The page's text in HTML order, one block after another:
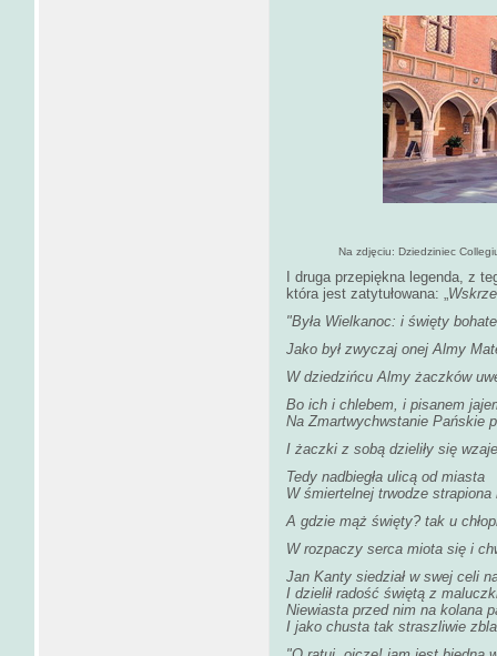
Na zdjęciu: Dziedziniec
I druga przepiękna legenda, z
która jest zatytułowana: „
"Była Wielkanoc: i święty
Jako był zwyczaj onej Almy
W dziedzińcu Almy żaczków
Bo ich i chlebem, i pisanem
Na Zmartwychwstanie Pańskie
I żaczki z sobą dzieliły się
Tedy nadbiegła ulicą od miasta
W śmiertelnej trwodze strapiona
A gdzie mąż święty? tak u
W rozpaczy serca miota się i
Jan Kanty siedział w swej celi
I dzielił radość świętą z
Niewiasta przed nim na kolana
I jako chusta tak straszliwie